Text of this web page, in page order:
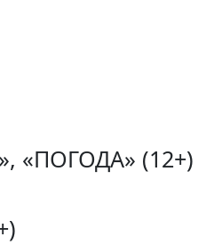
«ПОГОДА» (12+)